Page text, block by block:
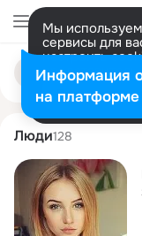
Мы
сервисы для
настроить
Разрешить
Поиск
людям
viktoriya
Люди128
Информация
на